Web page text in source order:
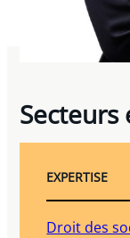
Secteurs
EXPERTISE
Droit des